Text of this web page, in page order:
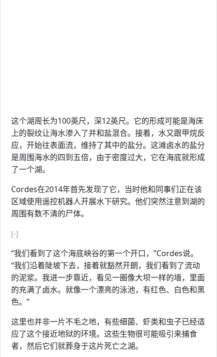
这个湖周长为100英尺，深12英尺。它的形成可能是海床
上的裂纹让海水渗入了并和盐混合。接着，水又跟甲烷反
应，开始往表面流，维持了其中的盐分。这滩卤水的盐分
是周围海水的四到五倍，由于密度过大，它在海底就形成
了一个湖。
Cordes在2014年首先发现了它，当时他和同事们正在该
区域使用遥控机器人开展水下研究。他们突然注意到湖的
周围有数不清的尸体。
[-]
“我们看到了这个海底峡谷的第一个开口，”Cordes说。
“我们沿着陡坡下去，接着就豁然开朗，我们看到了流动
的泥浆。我进一步靠近，看见一圈像大坝一样的墙，里面
的充满了卤水。就像一个漂亮的泳池，有红色、白色和黑
色。”
这里也并非一片不毛之地，有些细菌、虾类和虫子已经适
应了这个接近地狱的环境。这些生物很可能吸引来捕食
者，然后它们就葬身于这片死亡之湖。